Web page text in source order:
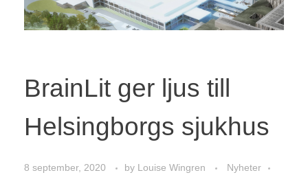
BrainLit ger ljus till
Helsingborgs sjukhus
8 september, 2020 by Louise Wingren Nyheter